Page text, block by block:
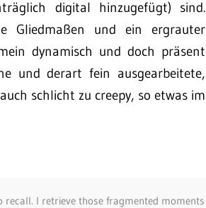
digital hinzugefügt) sind.
Gliedmaßen und ein ergrauter
dynamisch und doch präsent
und derart fein ausgearbeitete,
schlicht zu creepy, so etwas im
I retrieve those fragmented moments